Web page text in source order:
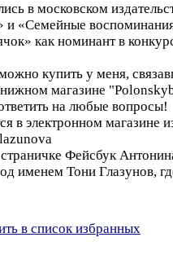
в московском
и «Семейные
как номинант в
купить у меня,
магазине
на любые вопросы!
в электронном
Фейсбук
именем Тони Глазунов,
в список избранных